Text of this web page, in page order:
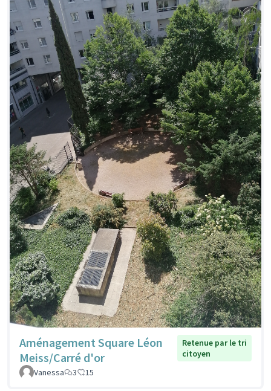
Aménagement Square Léon
Meiss/Carré d'or
Retenue par le tri
citoyen
Vanessa
3 15